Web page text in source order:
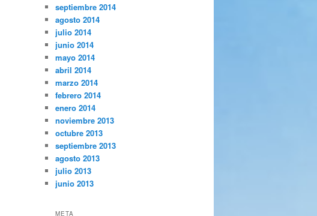
septiembre 2014
agosto 2014
julio 2014
junio 2014
mayo 2014
abril 2014
marzo 2014
febrero 2014
enero 2014
noviembre 2013
octubre 2013
septiembre 2013
agosto 2013
julio 2013
junio 2013
META